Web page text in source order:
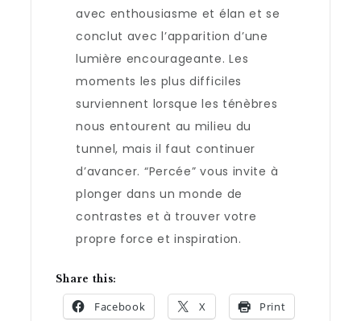
avec enthousiasme et élan et se
conclut avec l’apparition d’une
lumière encourageante. Les
moments les plus difficiles
surviennent lorsque les ténèbres
nous entourent au milieu du
tunnel, mais il faut continuer
d’avancer. “Percée” vous invite à
plonger dans un monde de
contrastes et à trouver votre
propre force et inspiration.
Share this:
Facebook X Print